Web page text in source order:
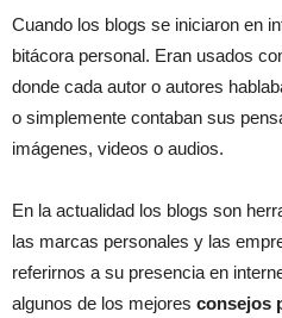
Cuando los blogs se iniciaron en
bitácora personal. Eran usados
donde cada autor o autores
o simplemente contaban sus
imágenes, videos o audios.
En la actualidad los blogs son
las marcas personales y las
referirnos a su presencia en
algunos de los mejores consejos